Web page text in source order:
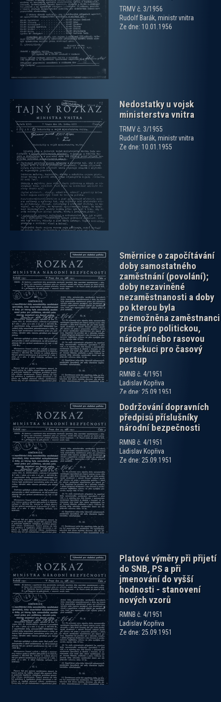
TRMV č. 3/1956
Rudolf Barák, ministr vnitra
Ze dne: 10.01.1956
Nedostatky u vojsk
ministerstva vnitra
TRMV č. 3/1955
Rudolf Barák, ministr vnitra
Ze dne: 10.01.1955
zobrazit PDF dokument
Směrnice o započítávání
doby samostatného
zaměstnání (povolání);
doby nezaviněné
nezaměstnanosti a doby
po kterou byla
znemožněna zaměstnanci
práce pro politickou,
národní nebo rasovou
persekuci pro časový
postup
RMNB č. 4/1951
Ladislav Kopřiva
Ze dne: 25.09.1951
zobrazit PDF dokument
Dodržování dopravních
předpisů příslušníky
národní bezpečnosti
RMNB č. 4/1951
Ladislav Kopřiva
Ze dne: 25.09.1951
zobrazit PDF dokument
Platové výměry při přijetí
do SNB, PS a při
jmenování do vyšší
hodnosti - stanovení
nových vzorů
RMNB č. 4/1951
Ladislav Kopřiva
Ze dne: 25.09.1951
zobrazit PDF dokument